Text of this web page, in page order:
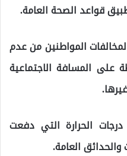
قواعد الصحة العامة.
المواطنين من عدم
على المسافة الاجتماعية
الحرارة التي دفعت
والحدائق العامة.